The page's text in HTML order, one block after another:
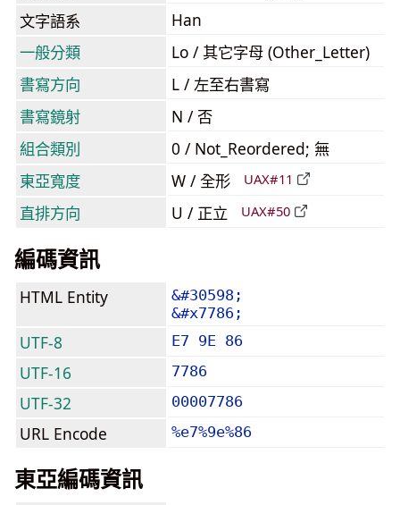
文字語系
Han
一般分類
Lo / 其它字母 (Other_Letter)
書寫方向
L / 左至右書寫
書寫鏡射
N / 否
組合類別
0 / Not_Reordered; 無
東亞寬度
W / 全形 UAX#11
直排方向 U / 正立 UAX#50
編碼資訊
HTML Entity
&#30598;
&#x7786;
UTF-8 E7 9E 86
UTF-16 7786
UTF-32 00007786
URL Encode %e7%9e%86
東亞編碼資訊